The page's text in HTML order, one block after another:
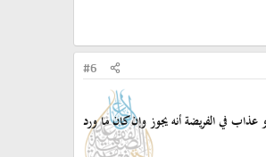
#6
عذاب في الفريضة أنه يجوز وإن كان ما ورد